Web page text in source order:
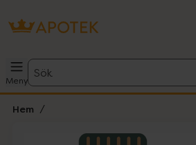
Meny
Sök
Hem